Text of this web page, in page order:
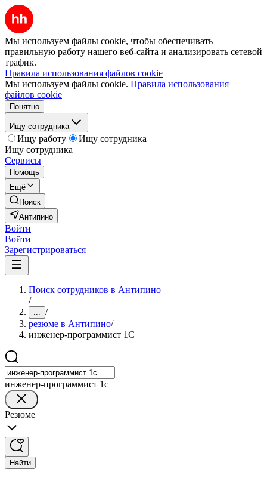
Мы используем файлы cookie, чтобы обеспечивать
правильную работу нашего веб-сайта и анализировать сетевой
трафик.
Правила использования файлов cookie
Мы используем файлы cookie. Правила использования
файлов cookie
Понятно
Ищу сотрудника
Ищу работу
Ищу сотрудника
Ищу сотрудника
Сервисы
Помощь
Ещё
Поиск
Антипино
Войти
Войти
Зарегистрироваться
Поиск сотрудников в Антипино
/
... /
резюме в Антипино/
инженер-программист 1С
инженер-программист 1с
Резюме
Найти